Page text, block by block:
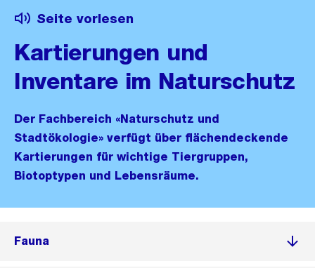
Seite vorlesen
Kartierungen und
Inventare im Naturschutz
Der Fachbereich «Naturschutz und
Stadtökologie» verfügt über flächendeckende
Kartierungen für wichtige Tiergruppen,
Biotoptypen und Lebensräume.
Fauna